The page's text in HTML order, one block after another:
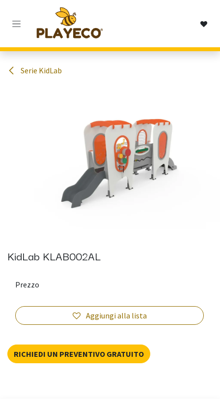
Passa al contenuto
Serie KidLab
KidLab KLAB002AL
Aggiungi alla lista
Prezzo
RICHIEDI UN PREVENTIVO GRATUITO